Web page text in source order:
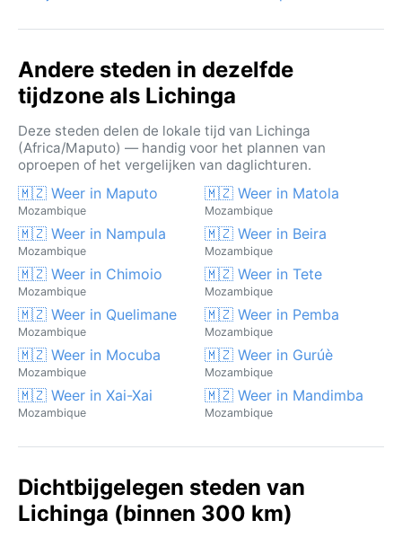
klimaat in een van de minder bezochte hoeken van
Mozambique.
Andere steden in dezelfde
tijdzone als Lichinga
Deze steden delen de lokale tijd van Lichinga
(Africa/Maputo) — handig voor het plannen van
oproepen of het vergelijken van daglichturen.
🇲🇿 Weer in Maputo
Mozambique
🇲🇿 Weer in Matola
Mozambique
🇲🇿 Weer in Nampula
Mozambique
🇲🇿 Weer in Beira
Mozambique
🇲🇿 Weer in Chimoio
Mozambique
🇲🇿 Weer in Tete
Mozambique
🇲🇿 Weer in Quelimane
Mozambique
🇲🇿 Weer in Pemba
Mozambique
🇲🇿 Weer in Mocuba
Mozambique
🇲🇿 Weer in Gurúè
Mozambique
🇲🇿 Weer in Xai-Xai
Mozambique
🇲🇿 Weer in Mandimba
Mozambique
Dichtbijgelegen steden van
Lichinga (binnen 300 km)